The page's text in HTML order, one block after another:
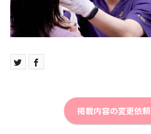
掲載内容の変更依頼